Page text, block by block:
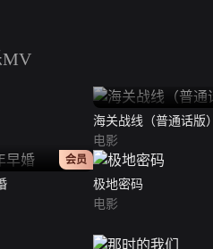
。
MV
海关战线（普通话版）
电影
正片
会员
极地密码
电影